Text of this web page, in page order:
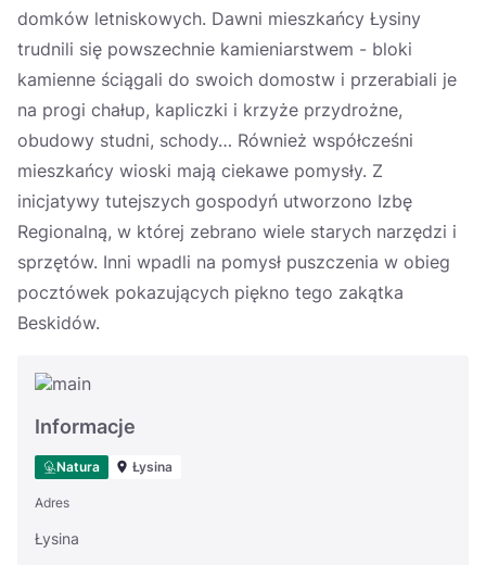
domków letniskowych. Dawni mieszkańcy Łysiny
trudnili się powszechnie kamieniarstwem - bloki
kamienne ściągali do swoich domostw i przerabiali je
na progi chałup, kapliczki i krzyże przydrożne,
obudowy studni, schody… Również współcześni
mieszkańcy wioski mają ciekawe pomysły. Z
inicjatywy tutejszych gospodyń utworzono Izbę
Regionalną, w której zebrano wiele starych narzędzi i
sprzętów. Inni wpadli na pomysł puszczenia w obieg
pocztówek pokazujących piękno tego zakątka
Beskidów.
Informacje
Natura Łysina
Adres
Łysina